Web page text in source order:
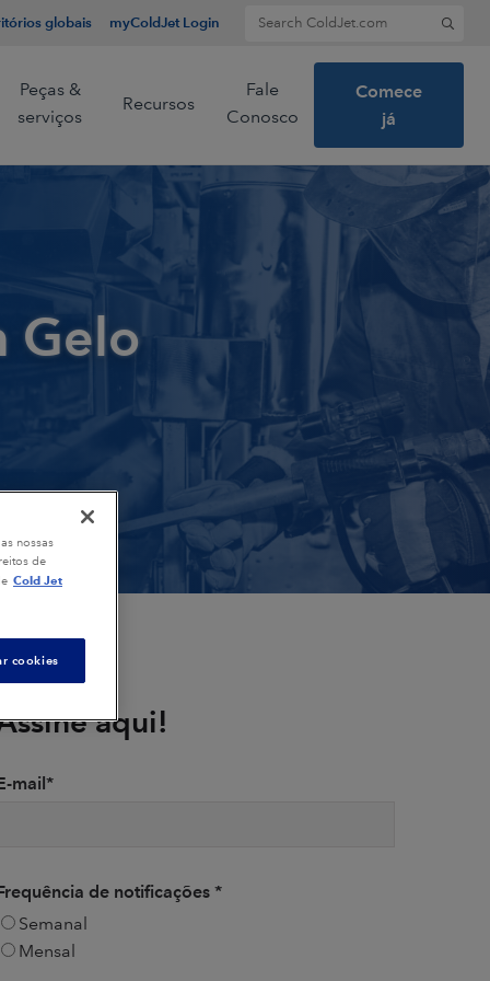
globais myColdJet Login Search for:
Peças &
serviços
Recursos
Fale
Conosco
Comece
já
Gelo
aqui!
mail *
de notificações *
Semanal
Mensal
nossas
de
Cold Jet
cookies